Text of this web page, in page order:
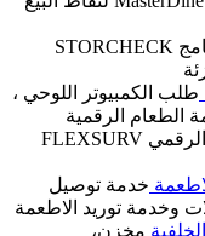
برنامج STORCHECK
طلب الكمبيوتر اللوحي ،
الطعام الرقمية
نظام الرقمي FLEXSURV
خدمة توصيل
وخدمة توريد الاطعمة
مخزن،